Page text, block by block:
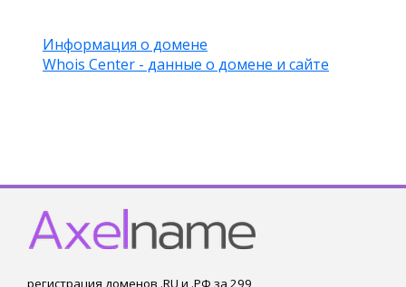
Информация о домене
Whois Center - данные о домене и сайте
регистрация доменов .RU и .РФ за 299